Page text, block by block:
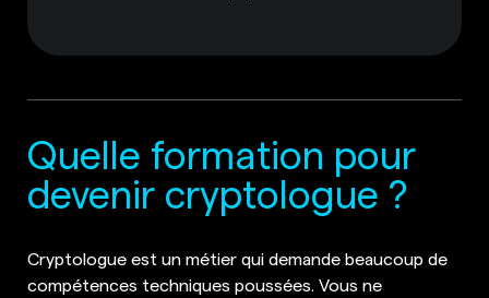
Quelle formation pour
devenir cryptologue ?
Cryptologue est un métier qui demande beaucoup de
compétences techniques poussées. Vous ne